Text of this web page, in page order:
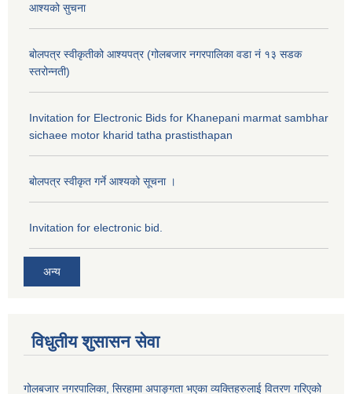
आश्यको सुचना
बोलपत्र स्वीकृतीको आश्यपत्र (गोलबजार नगरपालिका वडा नं १३ सडक
स्तरोन्नती)
Invitation for Electronic Bids for Khanepani marmat sambhar
sichaee motor kharid tatha prastisthapan
बोलपत्र स्वीकृत गर्ने आश्यको सूचना ।
Invitation for electronic bid.
अन्य
विधुतीय शुसासन सेवा
गोलबजार नगरपालिका, सिरहामा अपाङ्गता भएका व्यक्तिहरुलाई वितरण गरिएको